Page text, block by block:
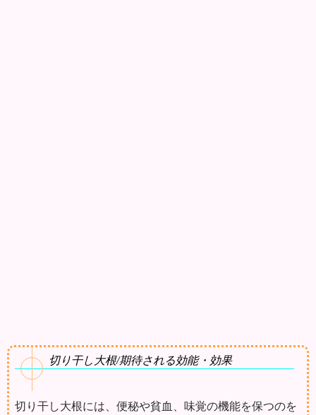
切り干し大根/期待される効能・効果
切り干し大根には、便秘や貧血、味覚の機能を保つのを